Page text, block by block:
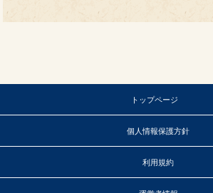
トップページ
個人情報保護方針
利用規約